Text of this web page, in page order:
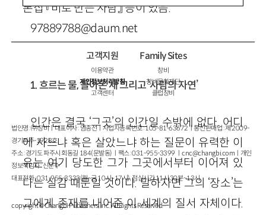
론집 『비로 만든 사람』 등이 있음.
97889788@daum.net
1. 흐르는 물, 돌아온 새 그리고 ‘사람의 자연’
인간은 결국 ‘그곳’의 인간일 수밖에 없다. 어디
에 사느냐 혹은 살았느냐 하는 질문이 유력한 이
유는 여기 당도한 그가 그곳에서부터 이어져 있
다는 실감 때문일 것이다. 말하자면 그의 ‘장소’는
그에게 존재를 내어준 이 세계의 질서 자체이다.
고객지원
이용약관
개인정보처리방침
고객센터
Family Sites
창비
창비문화재단
클럽창비
법인명 : ㈜창비ㅣ대표이사 : 염종선ㅣ사업자등록번호 : 105-81-63672ㅣ통신판매업 : 제 2009-
경기파주-1928호
주소 : 경기도 파주시 회동길 184(문발동)ㅣ팩스 : 031-955-3399 ㅣcnc@changbi.com ㅣ개인
정보책임자 : 신문수
대표전화 : 031-955-3333(월~금 10시~17시), 점심시간 11시 30분~13시
copyright © Changbi Publishers, inc. All Rights Reserved.